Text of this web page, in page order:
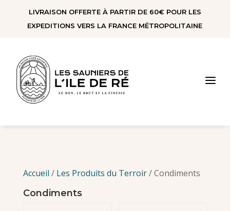
Panneau de gestion des cookies
LIVRAISON OFFERTE À PARTIR DE 60€ POUR LES
EXPEDITIONS VERS LA FRANCE MÉTROPOLITAINE
a
Accueil / Les Produits du Terroir/ Condiments
Condiments